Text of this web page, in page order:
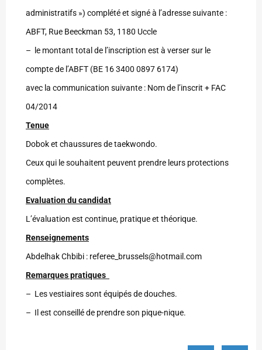
administratifs ») complété et signé à l’adresse suivante :
ABFT, Rue Beeckman 53, 1180 Uccle
– le montant total de l’inscription est à verser sur le
compte de l’ABFT (BE 16 3400 0897 6174)
avec la communication suivante : Nom de l’inscrit + FAC
04/2014
Tenue
Dobok et chaussures de taekwondo.
Ceux qui le souhaitent peuvent prendre leurs protections
complètes.
Evaluation du candidat
L’évaluation est continue, pratique et théorique.
Renseignements
Abdelhak Chbibi : referee_brussels@hotmail.com
Remarques pratiques
– Les vestiaires sont équipés de douches.
– Il est conseillé de prendre son pique-nique.